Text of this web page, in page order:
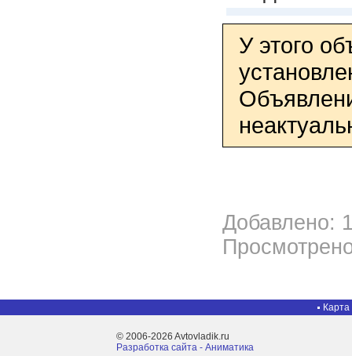
У этого
Добавлено:
Карта
© 2006-2026 Avtovladik.ru
Разработка сайта - Aниматика